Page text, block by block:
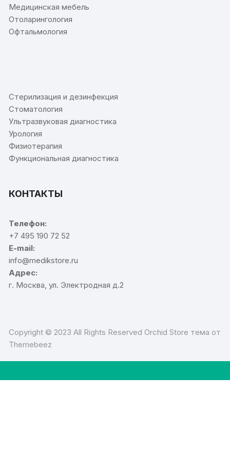
Медицинская мебель
Отоларингология
Офтальмология
Стерилизация и дезинфекция
Стоматология
Ультразвуковая диагностика
Урология
Физиотерапия
Функциональная диагностика
КОНТАКТЫ
Телефон:
+7 495 190 72 52
E-mail:
info@medikstore.ru
Адрес:
г. Москва, ул. Электродная д.2
Copyright © 2023 All Rights Reserved Orchid Store тема от
Themebeez